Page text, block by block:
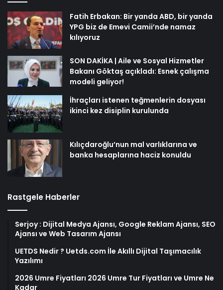
Fatih Erbakan: Bir yanda ABD, bir yanda
YPG biz de Emevi Camii’nde namaz
kılıyoruz
SON DAKİKA | Aile ve Sosyal Hizmetler
Bakanı Göktaş açıkladı: Esnek çalışma
modeli geliyor!
İhraçları istenen teğmenlerin dosyası
ikinci kez disiplin kurulunda
Kılıçdaroğlu’nun mal varlıklarına ve
banka hesaplarına haciz konuldu
Rastgele Haberler
Serjoy : Dijital Medya Ajansı, Google Reklam Ajansı, SEO
Ajansı ve Web Tasarım Ajansı
UETDS Nedir ? Uetds.com İle Akıllı Dijital Taşımacılık
Yazılımı
2026 Umre Fiyatları 2026 Umre Tur Fiyatları ve Umre Ne
Kadar